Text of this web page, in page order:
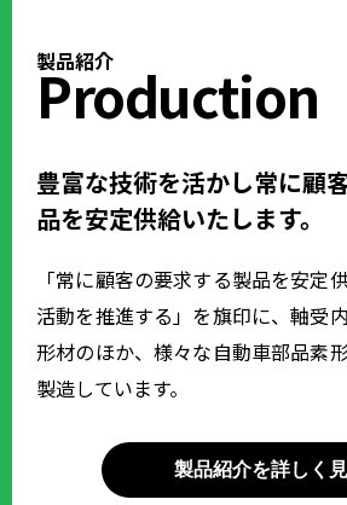
製品紹介
Production
豊富な技術を活かし常に顧
品を安定供給いたします。
「常に顧客の要求する製品を安定
活動を推進する」を旗印に、軸受
形材のほか、様々な自動車部品素
製造しています。
製品紹介を詳しく